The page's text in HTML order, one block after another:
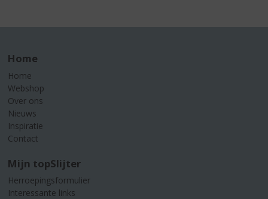
Home
Home
Webshop
Over ons
Nieuws
Inspiratie
Contact
Mijn topSlijter
Herroepingsformulier
Interessante links